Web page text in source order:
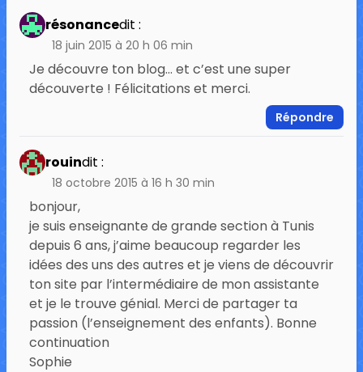
résonancedit :
18 juin 2015 à 20 h 06 min
Je découvre ton blog… et c’est une super
découverte ! Félicitations et merci.
Répondre
rouindit :
18 octobre 2015 à 16 h 30 min
bonjour,
je suis enseignante de grande section à Tunis
depuis 6 ans, j’aime beaucoup regarder les
idées des uns des autres et je viens de découvrir
ton site par l’intermédiaire de mon assistante
et je le trouve génial. Merci de partager ta
passion (l’enseignement des enfants). Bonne
continuation
Sophie